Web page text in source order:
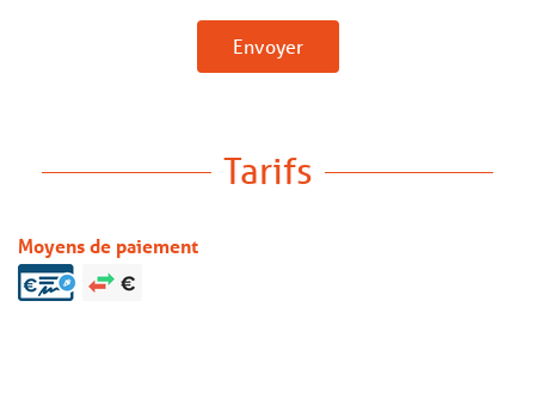
Envoyer
Tarifs
Moyens de paiement